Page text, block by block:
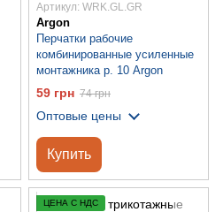
Артикул: WRK.GL.GR
Argon
Перчатки рабочие
комбинированные усиленные
монтажника р. 10 Argon
59 грн 74 грн
Оптовые цены
Купить
ЦЕНА С НДС